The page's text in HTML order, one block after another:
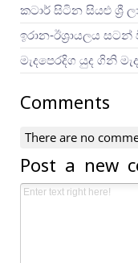
කටාර් සිටින සියළු ශ්‍රී
ඉරාන-ඊශ්‍රායලය සටන්
මැදපෙරදිග යුද ගිනි
Comments
There are no
Post a new